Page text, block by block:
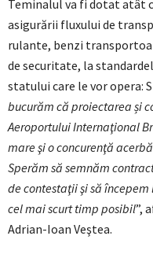
Teminalul va fi dotat atât
asigurării fluxului de
rulante, benzi
de securitate, la
statului care le vor opera:
bucurăm că proiectarea și
Aeroportului Internaţional
mare şi o concurenţă
Sperăm să semnăm
de contestaţii şi să
cel mai scurt timp posibil”,
Adrian-Ioan Veştea.